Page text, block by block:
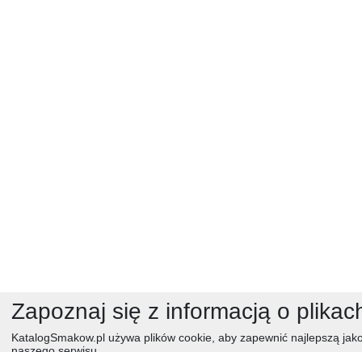
Zapoznaj się z informacją o
KatalogSmakow.pl używa plików cookie, aby zapewnić najlepszą